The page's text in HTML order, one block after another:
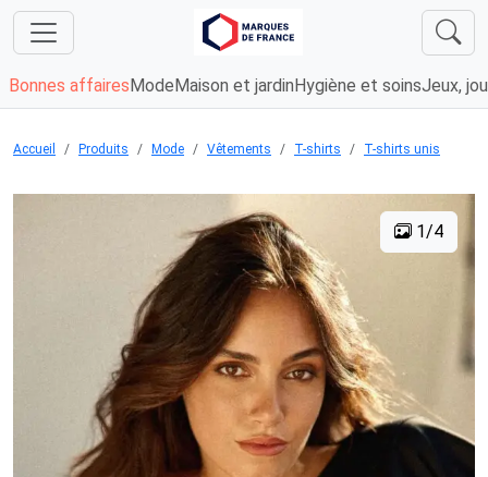
Bonnes affaires Mode Maison et jardin Hygiène et soinsJeux,
Accueil Produits Mode Vêtements T-shirts T-shirts unis
1/4